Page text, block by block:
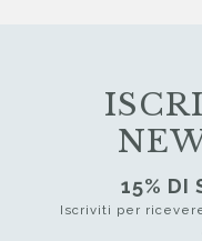
15% DI
Iscriviti per